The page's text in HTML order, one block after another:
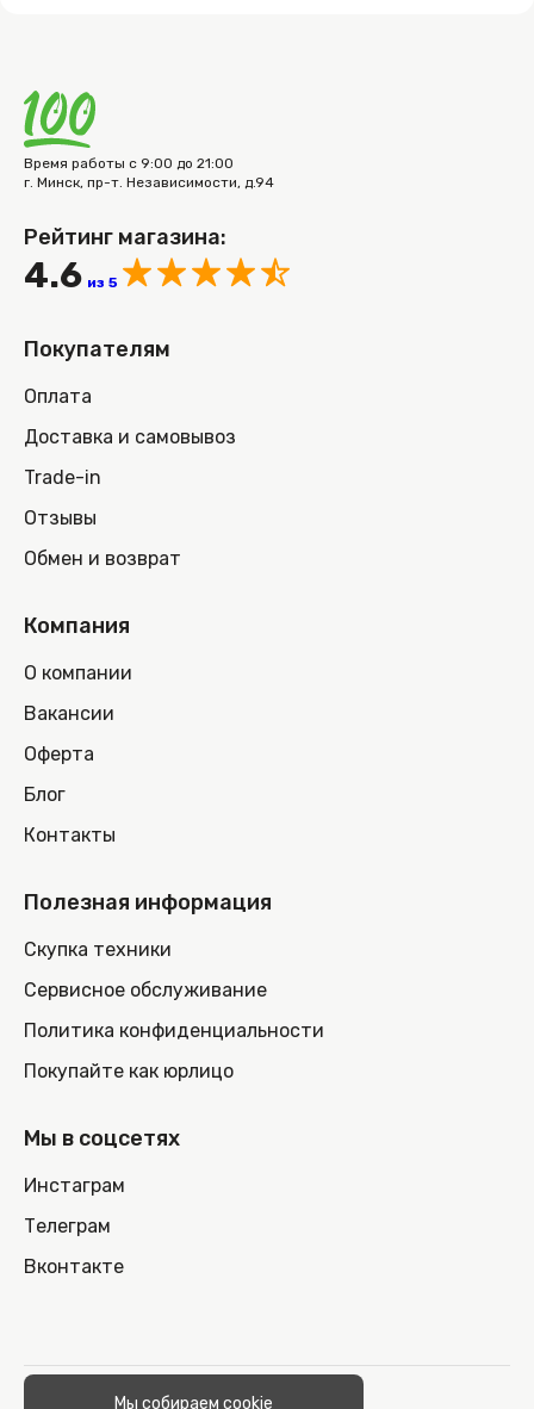
Время работы с 9:00 до 21:00
г. Минск, пр-т. Независимости, д.94
Рейтинг магазина:
4.6 из 5
Покупателям
Оплата
Доставка и самовывоз
Trade-in
Отзывы
Обмен и возврат
Компания
О компании
Вакансии
Оферта
Блог
Контакты
Полезная информация
Скупка техники
Сервисное обслуживание
Политика конфиденциальности
Покупайте как юрлицо
Мы в соцсетях
Инстаграм
Телеграм
Вконтакте
© 2026 100nout.by,Мы собираем cookie